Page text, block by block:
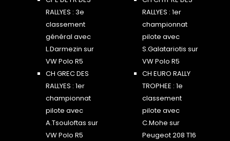
RALLYES : 3e
classement
général avec
L.Darmezin sur
VW Polo R5
RALLYES : 1er
championnat
pilote avec
S.Galatariotis sur
VW Polo R5
CH GREC DES
RALLYES : 1er
championnat
pilote avec
A.Tsouloftas sur
VW Polo R5
CH EURO RALLY
TROPHEE : 1e
classement
pilote avec
C.Mohe sur
Peugeot 208 T16